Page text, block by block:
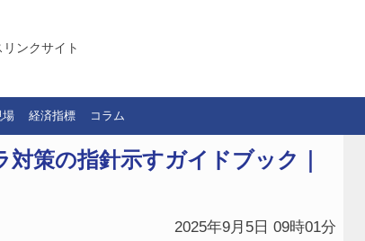
ンクサイト
場 経済指標 コラム
策の指針示すガイドブック｜
2025年9月5日 09時01分